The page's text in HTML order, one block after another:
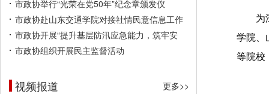
市政协举行“光荣在党50年”纪念章颁发仪
市政协赴山东交通学院对接社情民意信息工作
市政协开展“提升基层防汛应急能力，筑牢安
市政协组织开展民主监督活动
视频报道 更多>>
为
学院、
等院校